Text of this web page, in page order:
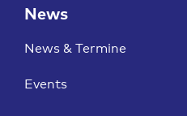
News
News & Termine
Events